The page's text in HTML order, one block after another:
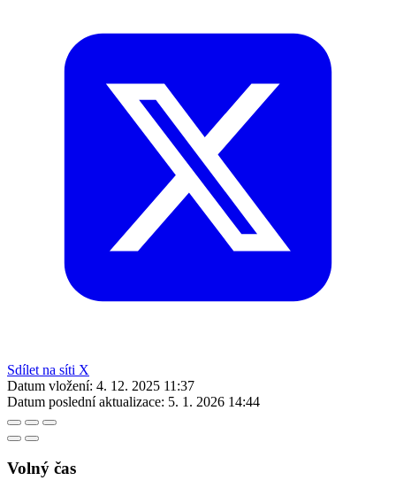
Sdílet na síti X
Datum vložení: 4. 12. 2025 11:37
Datum poslední aktualizace: 5. 1. 2026 14:44
Volný čas